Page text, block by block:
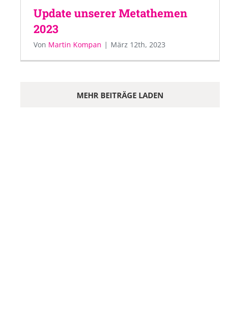
Update unserer Metathemen
2023
Von Martin Kompan | März 12th, 2023
MEHR BEITRÄGE LADEN